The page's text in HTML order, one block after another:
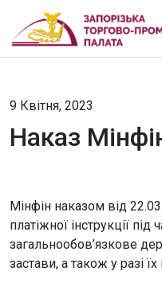
9 Квітня, 2023
Наказ
Мінфін наказом від
платіжної інструкції
загальнообов’язкове
застави, а також у разі